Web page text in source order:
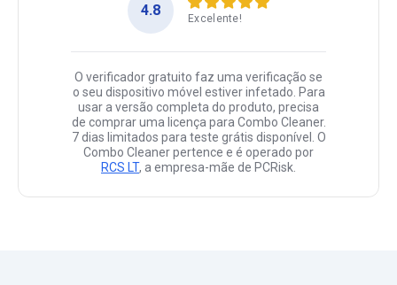
4.8
Excelente!
O verificador gratuito faz uma verificação se
o seu dispositivo móvel estiver infetado. Para
usar a versão completa do produto, precisa
de comprar uma licença para Combo Cleaner.
7 dias limitados para teste grátis disponível. O
Combo Cleaner pertence e é operado por
RCS LT, a empresa-mãe de PCRisk.